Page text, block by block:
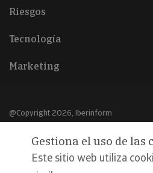
Riesgos
Tecnología
Marketing
@Copyright 2026, Iberinform
Aviso legal
Política de cookies
Gestiona el uso de las
Este sitio web utiliza